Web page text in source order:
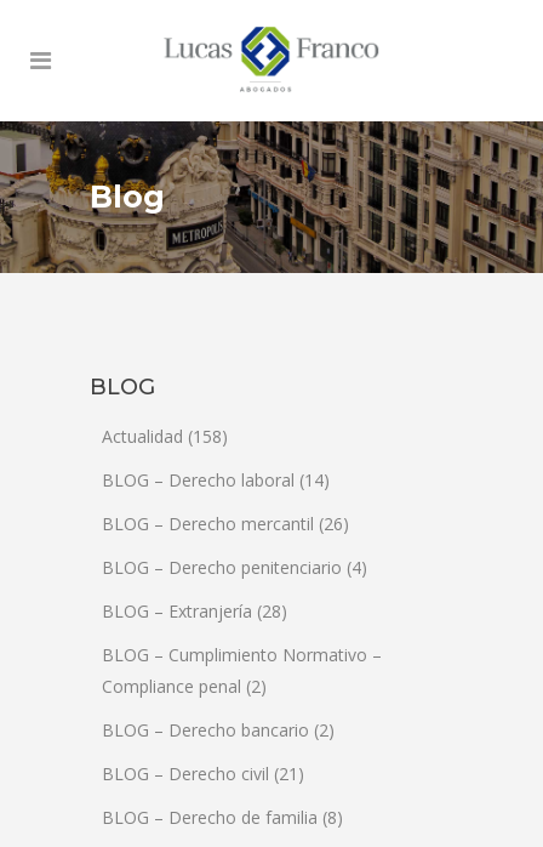
Blog
BLOG
Actualidad (158)
BLOG – Derecho laboral (14)
BLOG – Derecho mercantil (26)
BLOG – Derecho penitenciario (4)
BLOG – Extranjería (28)
BLOG – Cumplimiento Normativo –
Compliance penal (2)
BLOG – Derecho bancario (2)
BLOG – Derecho civil (21)
BLOG – Derecho de familia (8)